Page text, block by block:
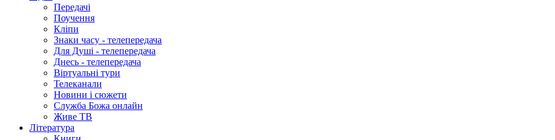
Передачі
Поучення
Кліпи
Знаки часу - телепередача
Для Душі - телепередача
Днесь - телепередача
Віртуальні тури
Телеканали
Новини і сюжети
Служба Божа онлайн
Живе ТВ
Література